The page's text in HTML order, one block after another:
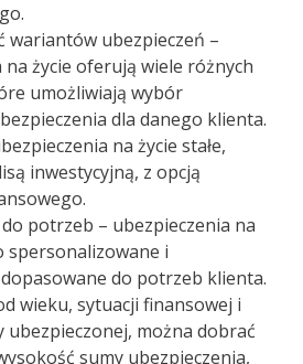
wariantów ubezpieczeń –
na życie oferują wiele różnych
umożliwiają wybór
dla danego klienta.
na życie stałe,
inwestycyjną, z opcją
potrzeb – ubezpieczenia na
spersonalizowane i
do potrzeb klienta.
wieku, sytuacji finansowej i
ubezpieczonej, można dobrać
sumy ubezpieczenia,